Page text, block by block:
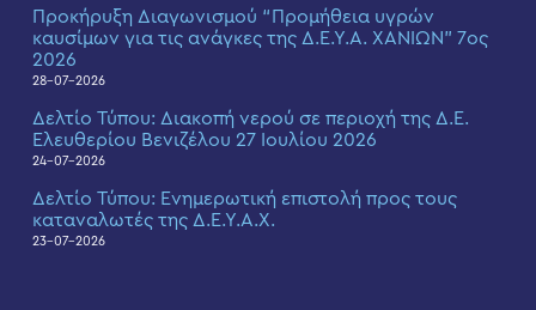
Προκήρυξη Διαγωνισμού “Προμήθεια υγρών
καυσίμων για τις ανάγκες της Δ.Ε.Υ.Α. ΧΑΝΙΩΝ” 7ος
2026
28-07-2026
Δελτίο Τύπου: Διακοπή νερού σε περιοχή της Δ.Ε.
Ελευθερίου Βενιζέλου 27 Ιουλίου 2026
24-07-2026
Δελτίο Τύπου: Eνημερωτική επιστολή προς τους
καταναλωτές της Δ.Ε.Υ.Α.Χ.
23-07-2026